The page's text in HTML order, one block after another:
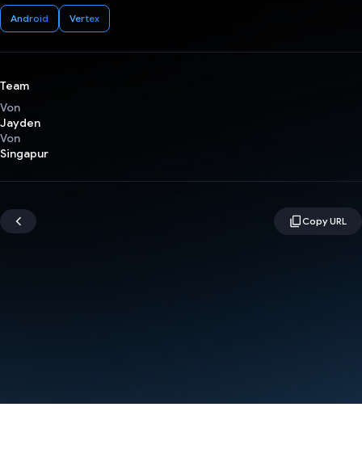
Android Vertex
Team
Von
Jayden
Von
Singapur